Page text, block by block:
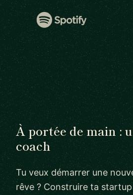
À portée de main :
coach
Tu veux démarrer une
rêve ? Construire ta